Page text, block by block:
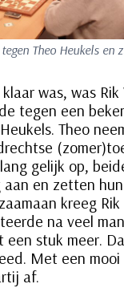
Theo Heukels en
was, was
tegen een
Theo
gelijk op,
en zetten
kreeg
na veel
een stuk meer.
Met een
af.